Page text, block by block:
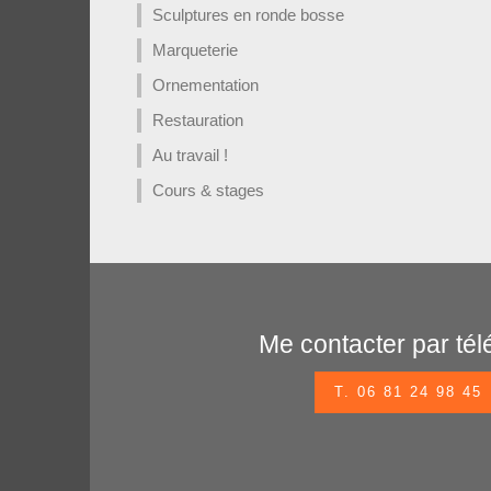
Sculptures en ronde bosse
Marqueterie
Ornementation
Restauration
Au travail !
Cours & stages
Me contacter par
T. 06 81 24 98 45